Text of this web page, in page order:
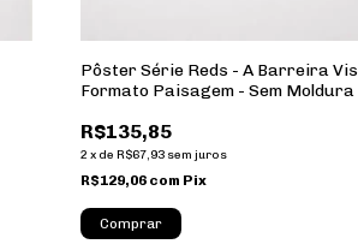
Pôster Série Reds - A Barreira
Formato Paisagem - Sem Moldura
R$135,85
2 x de R$67,93 sem juros
R$129,06 com Pix
Comprar